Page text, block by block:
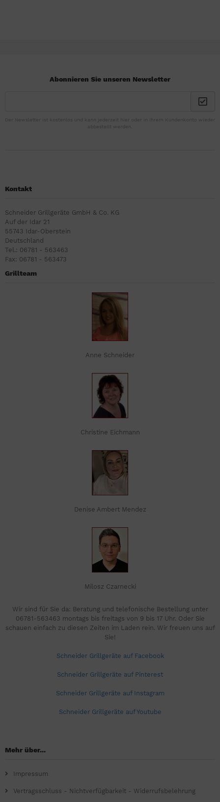
Abonnieren Sie unseren Newsletter
Der Newsletter ist kostenlos und kann jederzeit hier oder in Ihrem Kundenkonto wieder
abbestellt werden.
Kontakt
Schneider Grillgeräte GmbH & Co. KG
Auf der Idar 21
55743 Idar-Oberstein
Deutschland
Tel.: 06781 - 563463
Fax: 06781 - 563473
Grillteam
Anne Schneider
Christine Eichmann
Denise Ambert Mendez
Milosz Czarnecki
Wir sind für Sie da: Beratung und telefonische Bestellung unter
06781-563463 montags bis freitags von 9 bis 17 Uhr. Oder Sie
schauen einfach zu diesen Zeiten im Laden rein. Wir freuen uns auf
Sie!
Schneider Grillgeräte auf Facebook
Schneider Grillgeräte auf Pinterest
Schneider Grillgeräte auf Instagram
Schneider Grillgeräte auf Youtube
Mehr über...
Impressum
Vertragsschluss - Nichtverfügbarkeit - Widerrufsbelehrung